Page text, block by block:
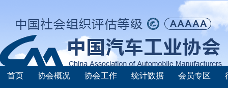
首页 协会概况 协会工作 统计数据 会员专区